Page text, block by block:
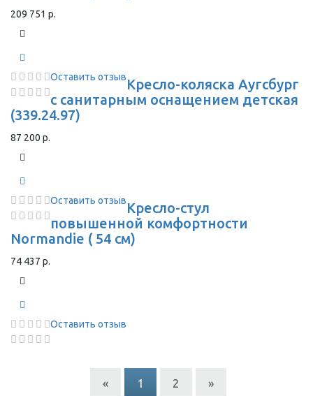
209 751 р.
Оставить отзывКресло-коляска Аугсбург
с санитарным оснащением детская
(339.24.97)
87 200 р.
Оставить отзывКресло-стул
повышенной комфортности
Normandie ( 54 см)
74 437 р.
Оставить отзыв
« 1 2 »